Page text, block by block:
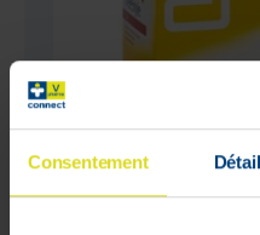
Consentement